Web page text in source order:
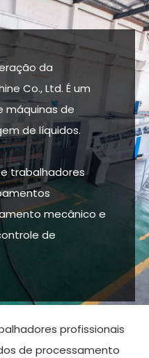
da
Co., Ltd. É um
máquinas de
de líquidos.
trabalhadores
mecânico e
de
profissionais
de processamento